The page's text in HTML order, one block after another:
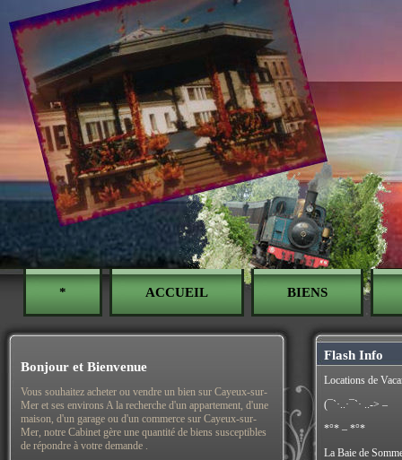
* ACCUEIL BIENS
Bonjour et Bienvenue
Vous souhaitez acheter ou vendre un bien sur Cayeux-sur-
Mer et ses environs A la recherche d'un appartement, d'une
maison, d'un garage ou d'un commerce sur Cayeux-sur-
Mer, notre Cabinet gère une quantité de biens susceptibles
de répondre à votre demande .
Flash Info
Locations de
(¯`·..·¯`· ..-> –
*°* – *°*
La Baie de